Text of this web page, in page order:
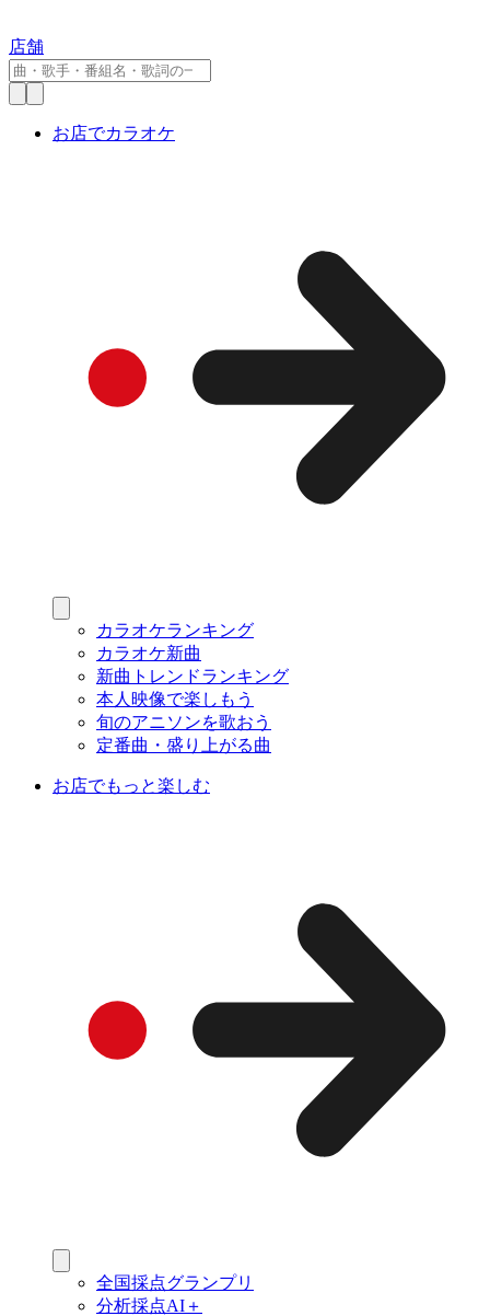
店舗
お店でカラオケ
カラオケランキング
カラオケ新曲
新曲トレンドランキング
本人映像で楽しもう
旬のアニソンを歌おう
定番曲・盛り上がる曲
お店でもっと楽しむ
全国採点グランプリ
分析採点AI＋